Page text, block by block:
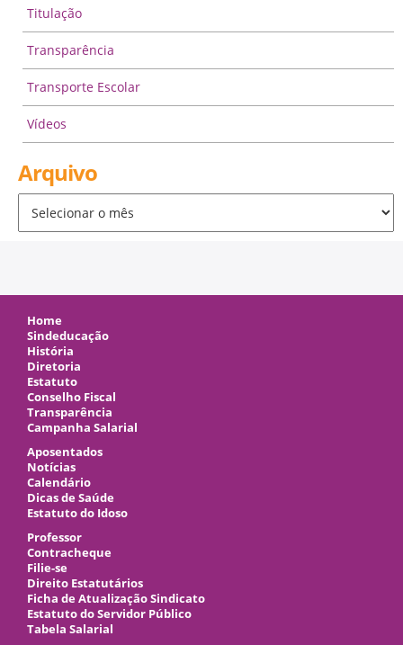
Titulação
Transparência
Transporte Escolar
Vídeos
Arquivo
Home
Sindeducação
História
Diretoria
Estatuto
Conselho Fiscal
Transparência
Campanha Salarial
Aposentados
Notícias
Calendário
Dicas de Saúde
Estatuto do Idoso
Professor
Contracheque
Filie-se
Direito Estatutários
Ficha de Atualização Sindicato
Estatuto do Servidor Público
Tabela Salarial